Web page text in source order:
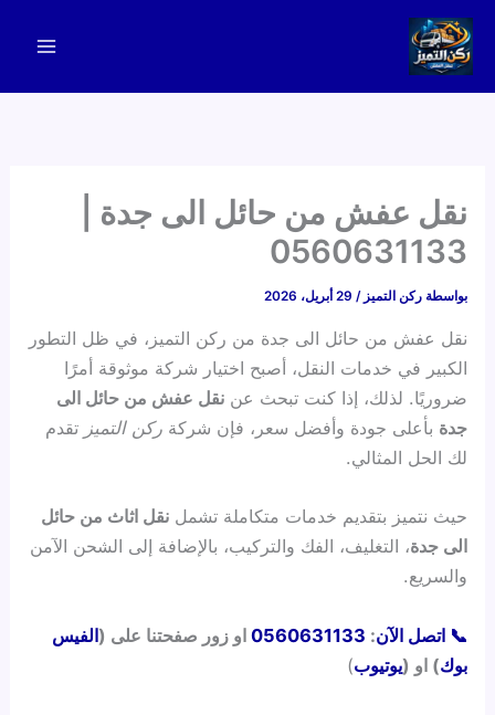
تخطي
المحتوى
نقل عفش من حائل الى جدة |
0560631133
بواسطة ركن التميز/ 29 أبريل، 2026
نقل عفش من حائل الى جدة من ركن التميز، في ظل التطور
الكبير في خدمات النقل، أصبح اختيار شركة موثوقة أمرًا
ضروريًا. لذلك، إذا كنت تبحث عننقل عفش من حائل الى
جدة بأعلى جودة وأفضل سعر، فإن شركةركن التميز تقدم
لك الحل المثالي.
حيث نتميز بتقديم خدمات متكاملة تشملنقل اثاث من حائل
الى جدة، التغليف، الفك والتركيب، بالإضافة إلى الشحن الآمن
والسريع.
📞 اتصل الآن:
0560631133 او زور صفحتنا على (الفيس
بوك) او (يوتيوب)